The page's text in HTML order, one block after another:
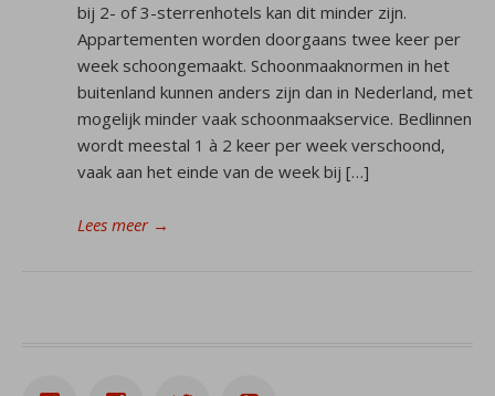
bij 2- of 3-sterrenhotels kan dit minder zijn.
Appartementen worden doorgaans twee keer per
week schoongemaakt. Schoonmaaknormen in het
buitenland kunnen anders zijn dan in Nederland, met
mogelijk minder vaak schoonmaakservice. Bedlinnen
wordt meestal 1 à 2 keer per week verschoond,
vaak aan het einde van de week bij […]
Lees meer→